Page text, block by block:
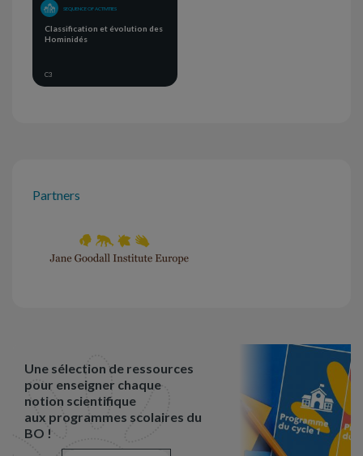
SEQUENCE OF ACTIVITIES
Classification et évolution des
Hominidés
C3
Partners
Une sélection de ressources
pour enseigner chaque
notion scientifique
aux programmes scolaires du
BO !